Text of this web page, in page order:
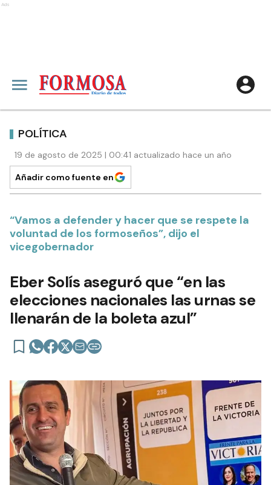
Ads
POLÍTICA
19 de agosto de 2025 | 00:41 actualizado hace un año
Añadir como fuente en
“Vamos a defender y hacer que se respete la
voluntad de los formoseños”, dijo el
vicegobernador
Eber Solís aseguró que “en las
elecciones nacionales las urnas se
llenarán de la boleta azul”